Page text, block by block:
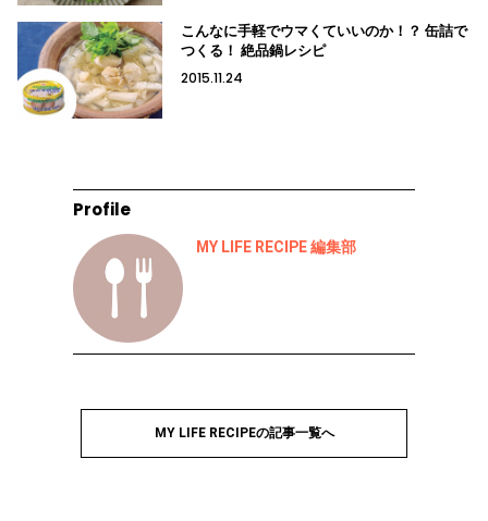
こんなに手軽でウマくていいのか！？ 缶詰で
つくる！ 絶品鍋レシピ
2015.11.24
Profile
MY LIFE RECIPE 編集部
MY LIFE RECIPEの記事一覧へ